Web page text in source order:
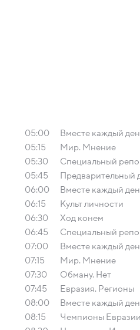
05:00
Вместе каждый
05:15
Мир. Мнение
05:30
Специальный
05:45
Предварительный
06:00
Вместе каждый
06:15
Культ личности
06:30
Ход конем
06:45
Специальный
07:00
Вместе каждый
07:15
Мир. Мнение
07:30
Обману. Нет
07:45
Евразия. Регионы
08:00
Вместе каждый
08:15
Чемпионы Евразии